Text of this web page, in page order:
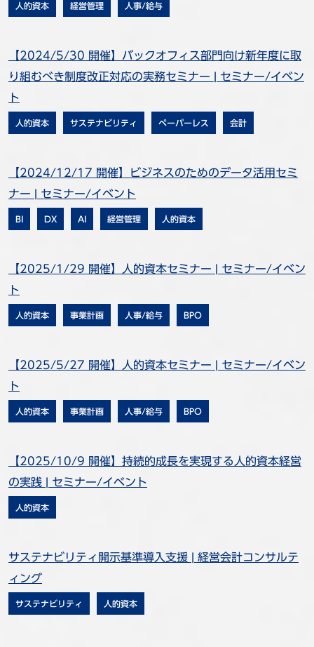
人的資本 経営管理 人事/給与
【2024/5/30 開催】バックオフィス部門向け新年度に取
り組むべき制度改正対応の実務セミナー | セミナー/イベン
ト
人的資本 サステナビリティ ペーパーレス 会計
【2024/12/17 開催】ビジネスのためのデータ活用セミ
ナー | セミナー/イベント
BI DX AI 経営管理 人的資本
【2025/1/29 開催】人的資本セミナー | セミナー/イベン
ト
人的資本 事業計画 人事/給与 BPO
【2025/5/27 開催】人的資本セミナー | セミナー/イベン
ト
人的資本 事業計画 人事/給与 BPO
【2025/10/9 開催】持続的成長を実現する人的資本経営
の実践 | セミナー/イベント
人的資本
サステナビリティ開示基準導入支援 | 経営会計コンサルテ
ィング
サステナビリティ 人的資本